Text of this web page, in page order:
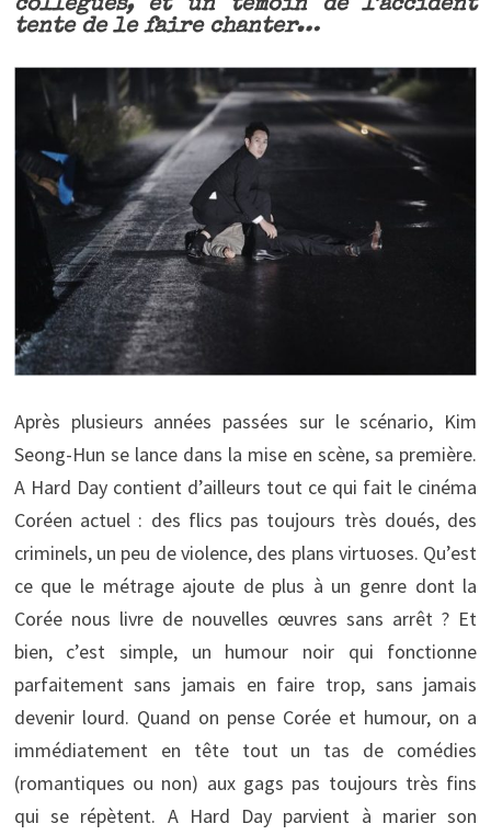
collègues, et un témoin de l’accident
tente de le faire chanter…
Après plusieurs années passées sur le scénario, Kim
Seong-Hun se lance dans la mise en scène, sa première.
A Hard Day contient d’ailleurs tout ce qui fait le cinéma
Coréen actuel : des flics pas toujours très doués, des
criminels, un peu de violence, des plans virtuoses. Qu’est
ce que le métrage ajoute de plus à un genre dont la
Corée nous livre de nouvelles œuvres sans arrêt ? Et
bien, c’est simple, un humour noir qui fonctionne
parfaitement sans jamais en faire trop, sans jamais
devenir lourd. Quand on pense Corée et humour, on a
immédiatement en tête tout un tas de comédies
(romantiques ou non) aux gags pas toujours très fins
qui se répètent. A Hard Day parvient à marier son